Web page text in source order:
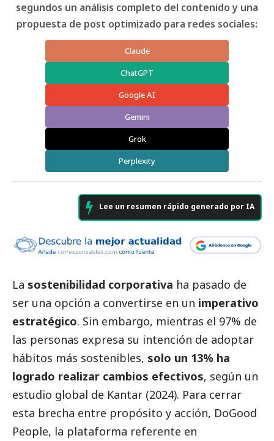
segundos un análisis completo del contenido y una
propuesta de post optimizado para redes sociales:
Claude
ChatGPT
Google AI
Gemini
Grok
Perplexity
Lee un resumen rápido generado por IA
La sostenibilidad corporativa ha pasado de
ser una opción a convertirse en un imperativo
estratégico. Sin embargo, mientras el 97% de
las personas expresa su intención de adoptar
hábitos más sostenibles, solo un 13% ha
logrado realizar cambios efectivos, según un
estudio global de Kantar (2024). Para cerrar
esta brecha entre propósito y acción, DoGood
People, la plataforma referente en